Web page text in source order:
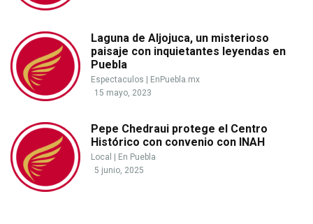
Laguna de Aljojuca, un misterioso
paisaje con inquietantes leyendas en
Puebla
Espectaculos
EnPuebla.mx
15 mayo, 2023
Pepe Chedraui protege el Centro
Histórico con convenio con INAH
Local
En Puebla
5 junio, 2025